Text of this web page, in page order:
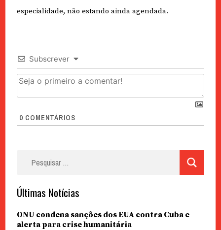
especialidade, não estando ainda agendada.
Subscrever
0 COMENTÁRIOS
Últimas Notícias
ONU condena sanções dos EUA contra Cuba e
alerta para crise humanitária